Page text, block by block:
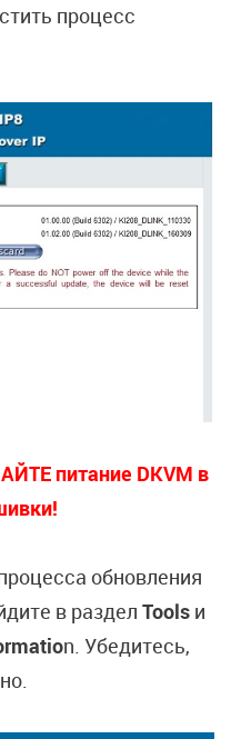
процесс
питание DKVM в
обновления
в раздел Tools и
n. Убедитесь,